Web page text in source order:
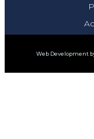
Web Development